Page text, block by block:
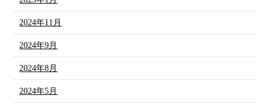
2024年11月
2024年9月
2024年8月
2024年5月